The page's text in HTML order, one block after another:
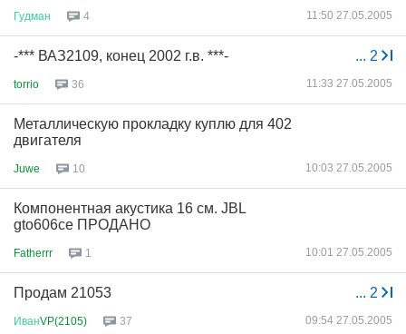
Гудман 4 11:50 27.05.2005
... 2
-*** ВАЗ2109, конец 2002 г.в. ***-
torrio 36 11:33 27.05.2005
Металлическую прокладку куплю для 402
двигателя
Juwe 10 10:03 27.05.2005
Компонентная акустика 16 см. JBL
gto606ce ПРОДАНО
Fatherrr 1 10:01 27.05.2005
... 2
Продам 21053
ИванVP(2105) 37 09:54 27.05.2005